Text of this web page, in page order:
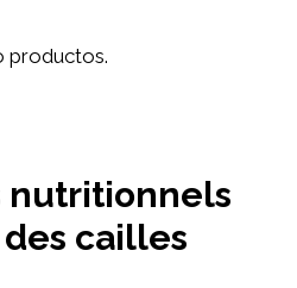
productos.
nutritionnels
cailles